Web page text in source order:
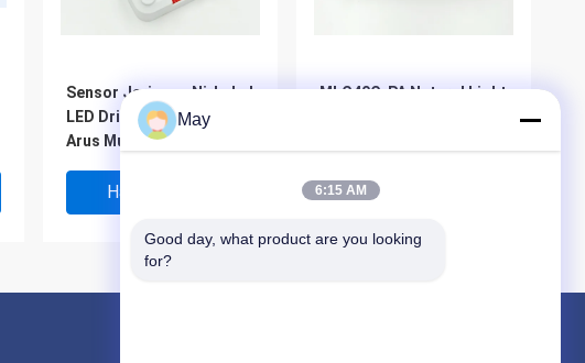
Sensor Jaringan Nirkabel
LED Driver 18w Dengan
Arus Multi - Output
Harga Terbaik
MLC40C-PA Natural Light
Harga Terbaik
May
6:15 AM
Good day, what product are you looking
for?